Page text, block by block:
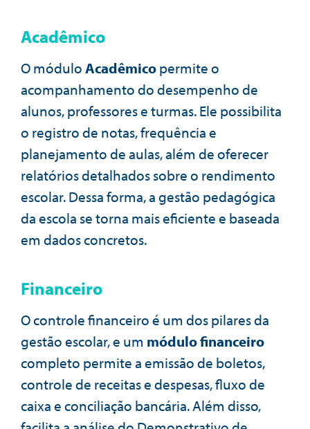
Acadêmico
O móduloAcadêmicopermite o
acompanhamento do desempenho de
alunos, professores e turmas. Ele possibilita
o registro de notas, frequência e
planejamento de aulas, além de oferecer
relatórios detalhados sobre o rendimento
escolar. Dessa forma, a gestão pedagógica
da escola se torna mais eficiente e baseada
em dados concretos.
Financeiro
O controle financeiro é um dos pilares da
gestão escolar, e um módulo financeiro
completo permite a emissão de boletos,
controle de receitas e despesas, fluxo de
caixa e conciliação bancária. Além disso,